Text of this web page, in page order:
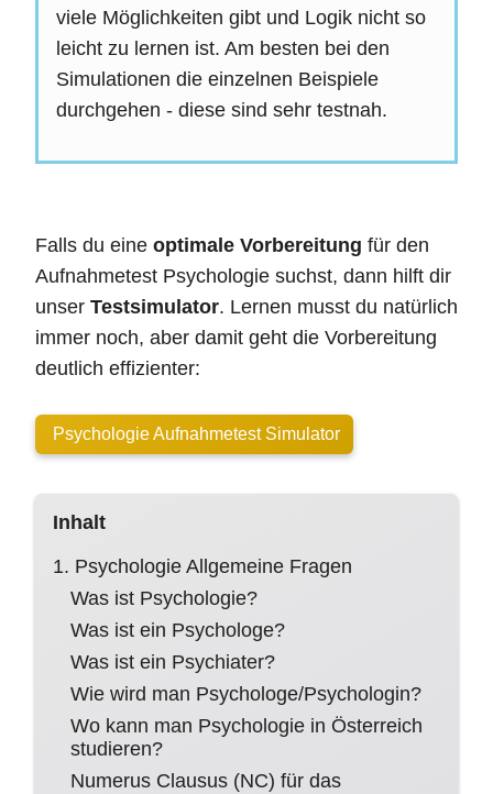
viele Möglichkeiten gibt und Logik nicht so
leicht zu lernen ist. Am besten bei den
Simulationen die einzelnen Beispiele
durchgehen - diese sind sehr testnah.
Falls du eine optimale Vorbereitung für den
Aufnahmetest Psychologie suchst, dann hilft dir
unser Testsimulator. Lernen musst du natürlich
immer noch, aber damit geht die Vorbereitung
deutlich effizienter:
Psychologie Aufnahmetest Simulator
Inhalt
1. Psychologie Allgemeine Fragen
Was ist Psychologie?
Was ist ein Psychologe?
Was ist ein Psychiater?
Wie wird man Psychologe/Psychologin?
Wo kann man Psychologie in Österreich
studieren?
Numerus Clausus (NC) für das